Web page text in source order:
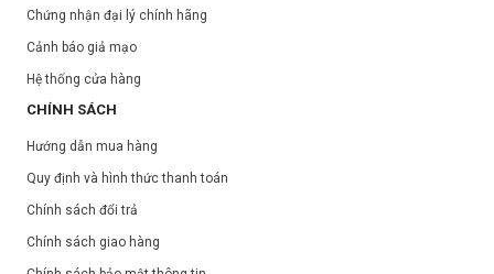
Ngày sản xuất:
Chứng nhận đại lý chính hãng
Cảnh báo giả mạo
Hệ thống cửa hàng
CHÍNH SÁCH
Hướng dẫn mua hàng
Quy định và hình thức thanh toán
Chính sách đổi trả
Chính sách giao hàng